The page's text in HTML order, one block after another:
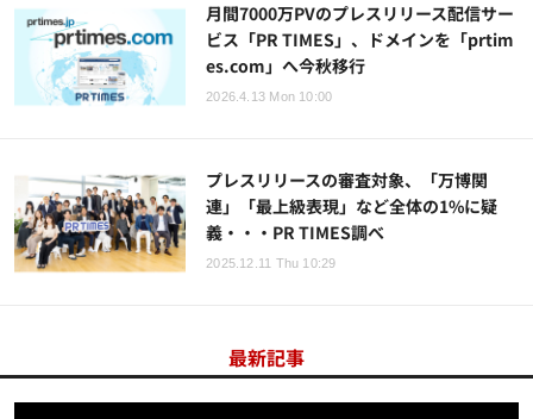
月間7000万PVのプレスリリース配信サー
ビス「PR TIMES」、ドメインを「prtim
es.com」へ今秋移行
2026.4.13 Mon 10:00
プレスリリースの審査対象、「万博関
連」「最上級表現」など全体の1%に疑
義・・・PR TIMES調べ
2025.12.11 Thu 10:29
最新記事